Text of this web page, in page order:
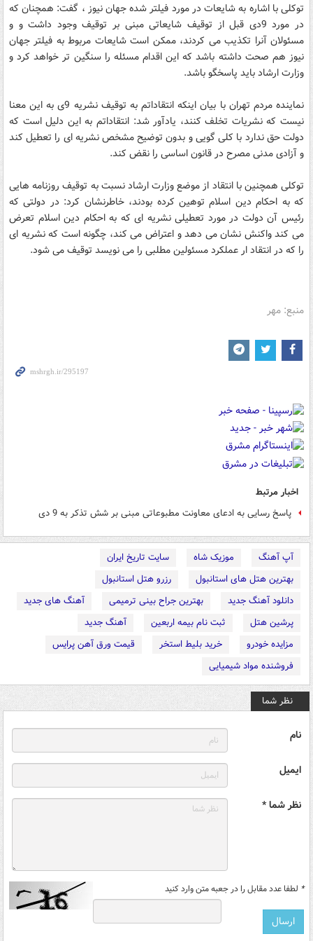
توکلی با اشاره به شایعات در مورد فیلتر شده جهان نیوز ، گفت: همچنان که
در مورد 9دی قبل از توقیف شایعاتی مبنی بر توقیف وجود داشت و و
مسئولان آنرا تکذیب می کردند، ممکن است شایعات مربوط به فیلتر جهان
نیوز هم صحت داشته باشد که این اقدام مسئله را سنگین تر خواهد کرد و
وزارت ارشاد باید پاسخگو باشد.
نماینده مردم تهران با بیان اینکه انتقاداتم به توقیف نشریه 9ی به این معنا
نیست که نشریات تخلف کنند، یادآور شد: انتقاداتم به این دلیل است که
دولت حق ندارد با کلی گویی و بدون توضیح مشخص نشریه ای را تعطیل کند
و آزادی مدنی مصرح در قانون اساسی را نقض کند.
توکلی همچنین با انتقاد از موضع وزارت ارشاد نسبت به توقیف روزنامه هایی
که به احکام دین اسلام توهین کرده بودند، خاطرنشان کرد: در دولتی که
رئیس آن دولت در مورد تعطیلی نشریه ای که به احکام دین اسلام تعرض
می کند واکنش نشان می دهد و اعتراض می کند، چگونه است که نشریه ای
را که در انتقاد ار عملکرد مسئولین مطلبی را می نویسد توقیف می شود.
منبع: مهر
اخبار مرتبط
پاسخ رسایی به ادعای معاونت مطبوعاتی مبنی بر شش تذکر به 9 دی
آپ آهنگ موزیک شاه
سایت تاریخ ایران
بهترین هتل های استانبول
رزرو هتل استانبول
دانلود آهنگ جدید
بهترین جراح بینی ترمیمی
آهنگ های جدید
پرشین هتل
ثبت نام بیمه اربعین
آهنگ جدید
مزایده خودرو
خرید بلیط استخر
قیمت ورق آهن پرایس
فروشنده مواد شیمیایی
نظر شما
نام
ایمیل
نظر شما *
* لطفا عدد مقابل را در جعبه متن وارد کنید